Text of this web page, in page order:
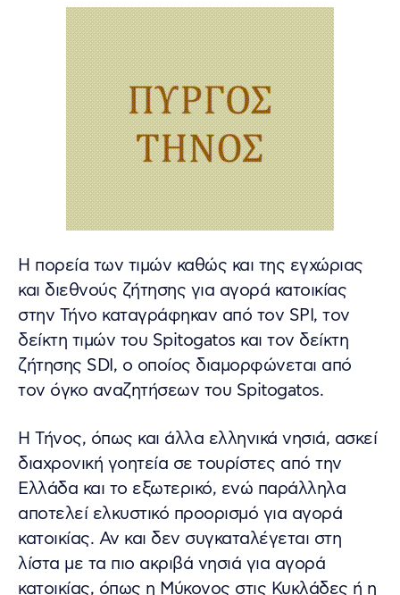
Η πορεία των τιμών καθώς και της εγχώριας
και διεθνούς ζήτησης για αγορά κατοικίας
στην Τήνο καταγράφηκαν από τον SPI, τον
δείκτη τιμών του Spitogatos και τον δείκτη
ζήτησης SDI, ο οποίος διαμορφώνεται από
τον όγκο αναζητήσεων του Spitogatos.
Η Τήνος, όπως και άλλα ελληνικά νησιά, ασκεί
διαχρονική γοητεία σε τουρίστες από την
Ελλάδα και το εξωτερικό, ενώ παράλληλα
αποτελεί ελκυστικό προορισμό για αγορά
κατοικίας. Αν και δεν συγκαταλέγεται στη
λίστα με τα πιο ακριβά νησιά για αγορά
κατοικίας, όπως η Μύκονος στις Κυκλάδες ή η